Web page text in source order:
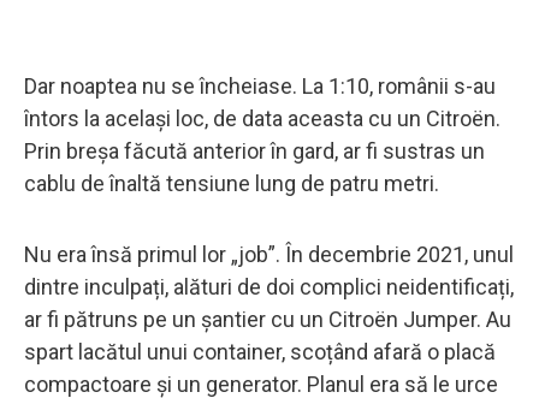
Dar noaptea nu se încheiase. La 1:10, românii s-au
întors la același loc, de data aceasta cu un Citroën.
Prin breșa făcută anterior în gard, ar fi sustras un
cablu de înaltă tensiune lung de patru metri.
Nu era însă primul lor „job”. În decembrie 2021, unul
dintre inculpați, alături de doi complici neidentificați,
ar fi pătruns pe un șantier cu un Citroën Jumper. Au
spart lacătul unui container, scoțând afară o placă
compactoare și un generator. Planul era să le urce